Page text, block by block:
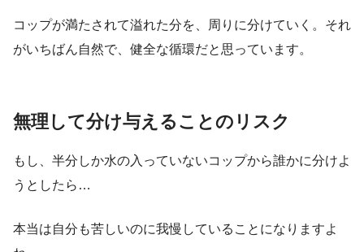
コップが満たされて溢れた分を、周りに分けていく。それ
がいちばん自然で、健全な循環だと思っています。
無理して分け与えることのリスク
もし、半分しか水の入っていないコップから誰かに分けよ
うとしたら…
本当は自分も苦しいのに我慢していることになりますよ